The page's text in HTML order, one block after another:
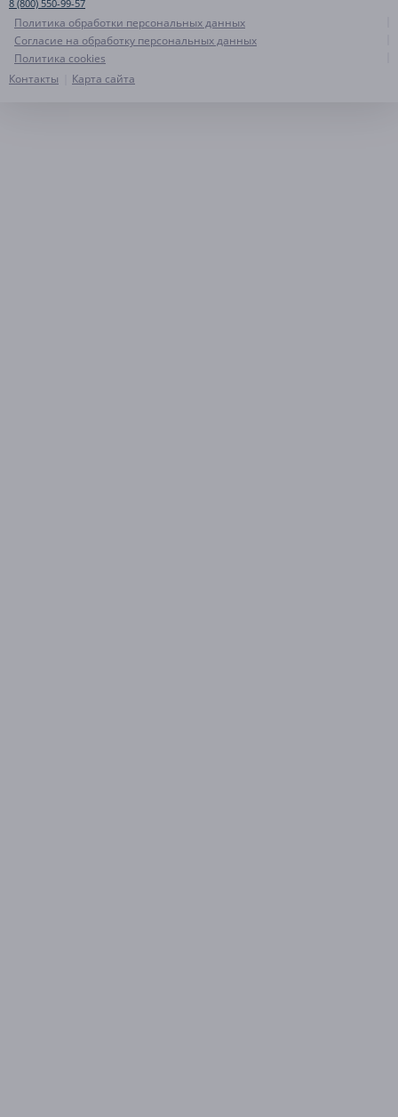
8 (800) 550-99-57
Политика обработки персональных данных
Согласие на обработку персональных данных
Политика cookies
Контакты
Карта сайта